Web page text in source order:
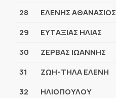
28 ΕΛΕΝΗΣ ΑΘΑΝΑΣΙΟΣ
29
ΕΥΤΑΞΙΑΣ ΗΛΙΑΣ
30
ΖΕΡΒΑΣ ΙΩΑΝΝΗΣ
31
ΖΩΗ-ΤΗΛΑ ΕΛΕΝΗ
32
ΗΛΙΟΠΟΥΛΟΥ